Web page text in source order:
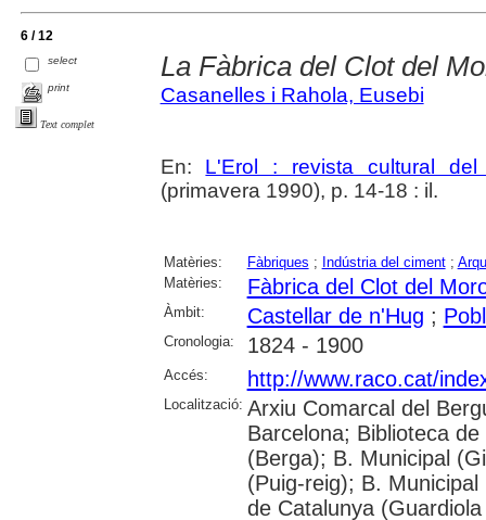
6 / 12
select
print
Text complet
La Fàbrica del Clot del
Casanelles i Rahola, Eusebi
En: L'Erol : revista cultural del
(primavera 1990), p. 14-18 : il.
Matèries: Fàbriques ; Indústria del ciment;
Matèries:
Fàbrica del Clot del
Àmbit: Castellar de n'Hug ;
Cronologia: 1824 - 1900
Accés: http://www.raco.cat/
Localització: Arxiu Comarcal del
Barcelona; Biblioteca
(Berga); B. Municipal
(Puig-reig); B.
de Catalunya